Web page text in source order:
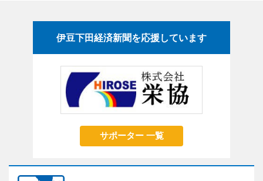
伊豆下田経済新聞を応援しています
サポーター 一覧